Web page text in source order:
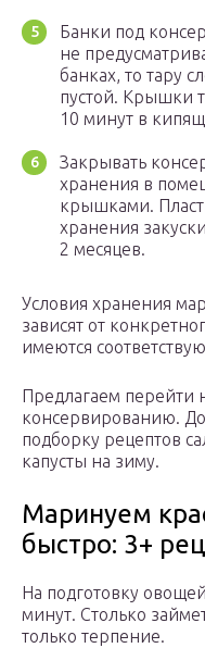
Банки под
не
банках, то тару
пустой. Крышки
10 минут в
Закрывать
хранения в
крышками.
хранения
2 месяцев.
Условия хранения
зависят от
имеются
Предлагаем перейти
консервированию.
подборку рецептов
капусты на зиму.
Маринуем
быстро: 3+
На подготовку
минут. Столько
только терпение.